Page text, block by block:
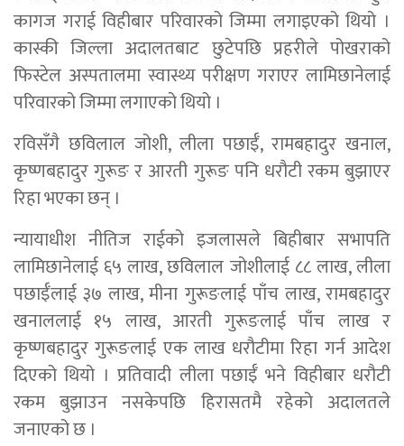
कागज गराई विहीबार परिवारको जिम्मा लगाइएको थियो ।
कास्की जिल्ला अदालतबाट छुटेपछि प्रहरीले पोखराको
फिस्टेल अस्पतालमा स्वास्थ्य परीक्षण गराएर लामिछानेलाई
परिवारको जिम्मा लगाएको थियो ।
रविसँगै छविलाल जोशी, लीला पछाईँ, रामबहादुर खनाल,
कृष्णबहादुर गुरूङ र आरती गुरूङ पनि धरौटी रकम बुझाएर
रिहा भएका छन् ।
न्यायाधीश नीतिज राईको इजलासले बिहीबार सभापति
लामिछानेलाई ६५ लाख, छविलाल जोशीलाई ८८ लाख, लीला
पछाईँलाई ३७ लाख, मीना गुरूङलाई पाँच लाख, रामबहादुर
खनाललाई १५ लाख, आरती गुरूङलाई पाँच लाख र
कृष्णबहादुर गुरूङलाई एक लाख धरौटीमा रिहा गर्न आदेश
दिएको थियो । प्रतिवादी लीला पछाईँ भने विहीबार धरौटी
रकम बुझाउन नसकेपछि हिरासतमै रहेको अदालतले
जनाएको छ ।